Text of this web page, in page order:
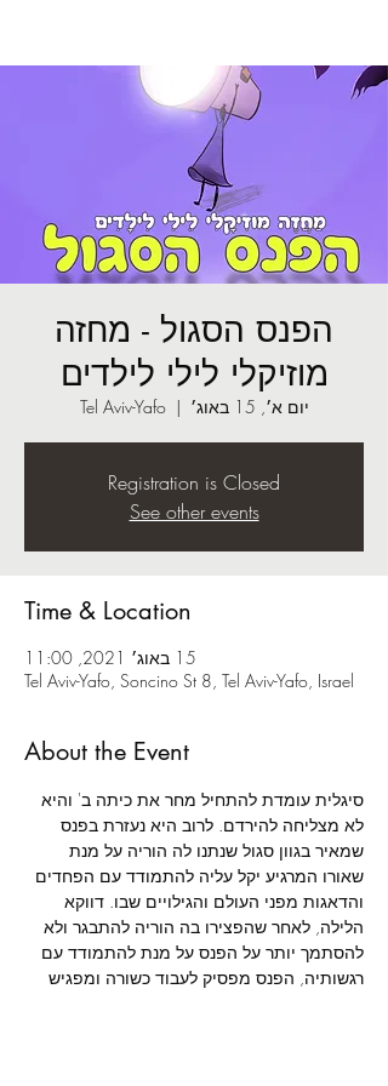
הפנס הסגול - מחזה
מוזיקלי לילי לילדים
יום א׳, 15 באוג׳
  |
Tel Aviv-Yafo
Registration is Closed
See other events
Time & Location
15 באוג׳ 2021, 11:00
Tel Aviv-Yafo, Soncino St 8, Tel Aviv-Yafo, Israel
About the Event
סיגלית עומדת להתחיל מחר את כיתה ב' והיא
לא מצליחה להירדם. לרוב היא נעזרת בפנס
שמאיר בגוון סגול שנתנו לה הוריה על מנת
שאורו המרגיע יקל עליה להתמודד עם הפחדים
והדאגות מפני העולם והגילויים שבו. דווקא
הלילה, לאחר שהפצירו בה הוריה להתבגר ולא
להסתמך יותר על הפנס על מנת להתמודד עם
רגשותיה, הפנס מפסיק לעבוד כשורה ומפגיש